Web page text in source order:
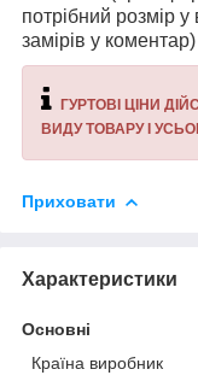
потрібний розмір
замірів у коментар)
ГУРТОВІ ЦІНИ
ВИДУ ТОВАРУ І
Приховати
Характеристики
Основні
Країна виробник